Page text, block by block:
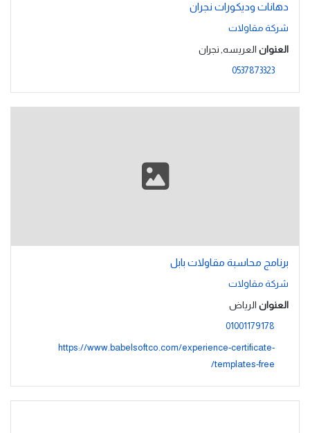
دهانات وديكورات نجران
شركة مقاولات
العنوان العريسه, نجران
0537873323
برنامج محاسبة مقاولات بابل
شركة مقاولات
العنوان الرياض
01001179178
https://www.babelsoftco.com/experience-certificate-
templates-free/